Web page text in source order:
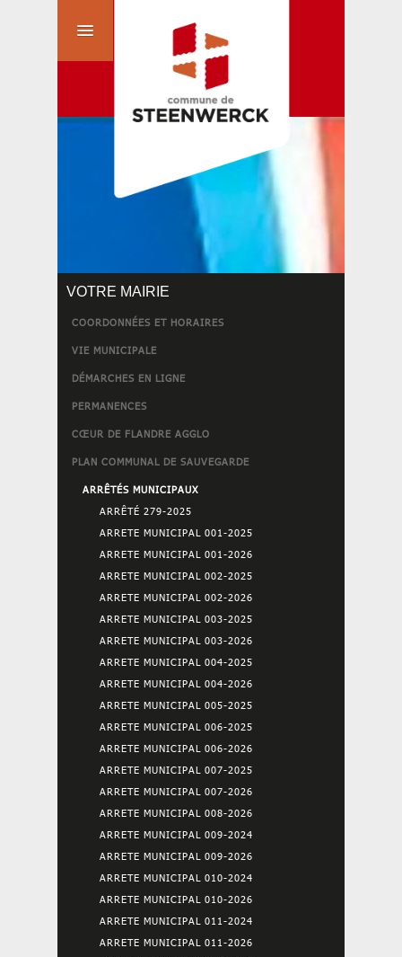
VOTRE MAIRIE
COORDONNÉES ET HORAIRES
VIE MUNICIPALE
DÉMARCHES EN LIGNE
PERMANENCES
CŒUR DE FLANDRE AGGLO
PLAN COMMUNAL DE SAUVEGARDE
ARRÊTÉS MUNICIPAUX
ARRÊTÉ 279-2025
ARRETE MUNICIPAL 001-2025
ARRETE MUNICIPAL 001-2026
ARRETE MUNICIPAL 002-2025
ARRETE MUNICIPAL 002-2026
ARRETE MUNICIPAL 003-2025
ARRETE MUNICIPAL 003-2026
ARRETE MUNICIPAL 004-2025
ARRETE MUNICIPAL 004-2026
ARRETE MUNICIPAL 005-2025
ARRETE MUNICIPAL 006-2025
ARRETE MUNICIPAL 006-2026
ARRETE MUNICIPAL 007-2025
ARRETE MUNICIPAL 007-2026
ARRETE MUNICIPAL 008-2026
ARRETE MUNICIPAL 009-2024
ARRETE MUNICIPAL 009-2026
ARRETE MUNICIPAL 010-2024
ARRETE MUNICIPAL 010-2026
ARRETE MUNICIPAL 011-2024
ARRETE MUNICIPAL 011-2026